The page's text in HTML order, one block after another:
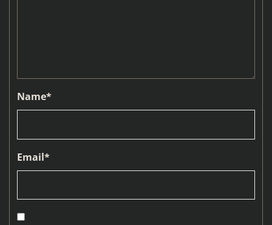
Name*
Email*